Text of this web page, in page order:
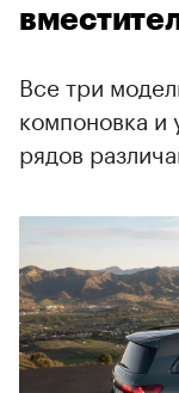
Все три
компоновка и
рядов